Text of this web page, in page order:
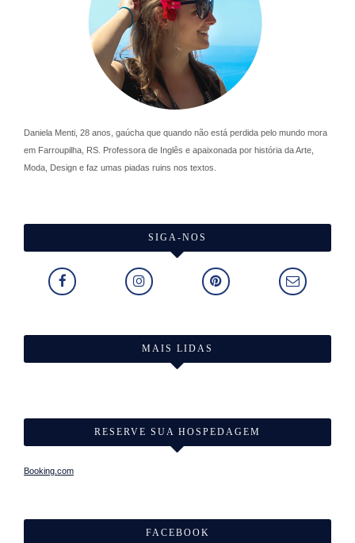
Daniela Menti, 28 anos, gaúcha que quando não está perdida pelo mundo mora
em Farroupilha, RS. Professora de Inglês e apaixonada por história da Arte,
Moda, Design e faz umas piadas ruins nos textos.
SIGA-NOS
MAIS LIDAS
RESERVE SUA HOSPEDAGEM
Booking.com
FACEBOOK